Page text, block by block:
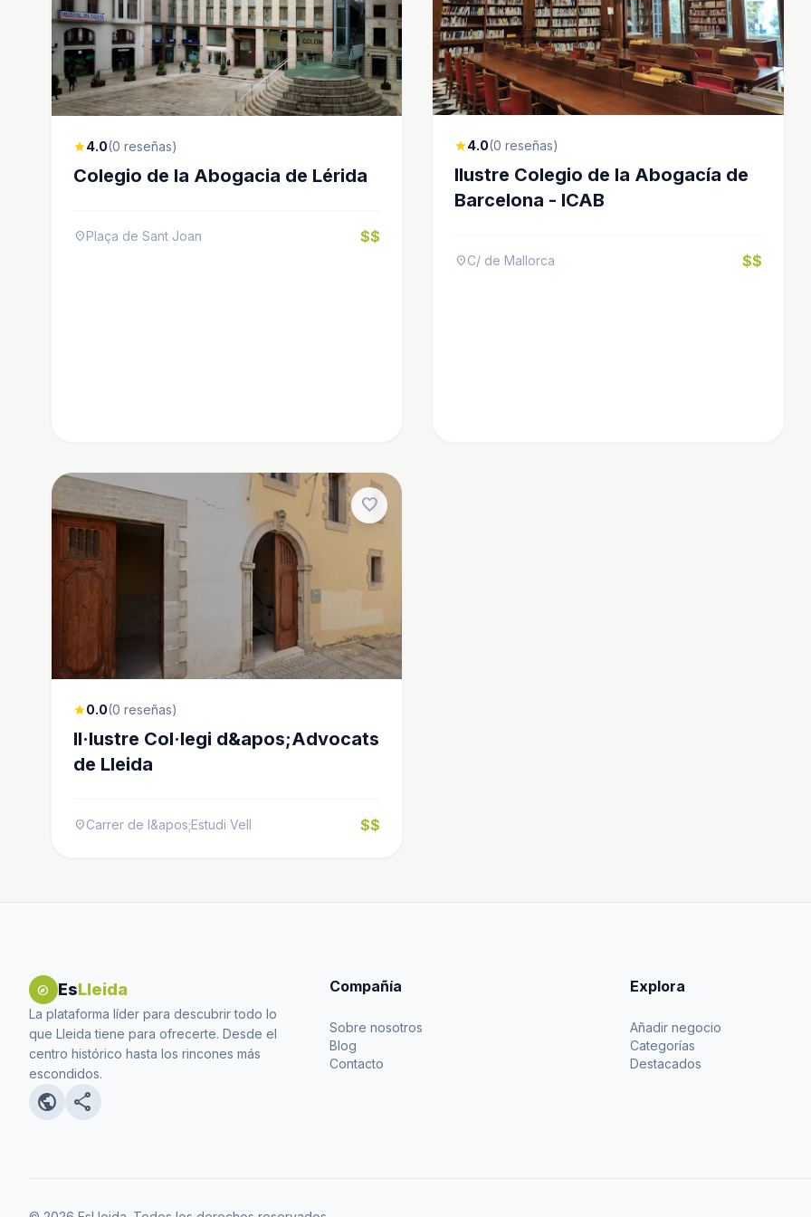
star4.0(0 reseñas)
Colegio de la Abogacia de Lérida
location_onPlaça de Sant Joan $$
star4.0(0 reseñas)
Ilustre Colegio de la Abogacía de
Barcelona - ICAB
location_onC/ de Mallorca $$
favorite
star0.0(0 reseñas)
Il·lustre Col·legi d&apos;Advocats
de Lleida
location_onCarrer de l&apos;Estudi Vell $$
explore EsLleida
La plataforma líder para descubrir todo lo
que Lleida tiene para ofrecerte. Desde el
centro histórico hasta los rincones más
escondidos.
public share
Compañía
Sobre nosotros
Blog
Contacto
Explora
Añadir negocio
Categorías
Destacados